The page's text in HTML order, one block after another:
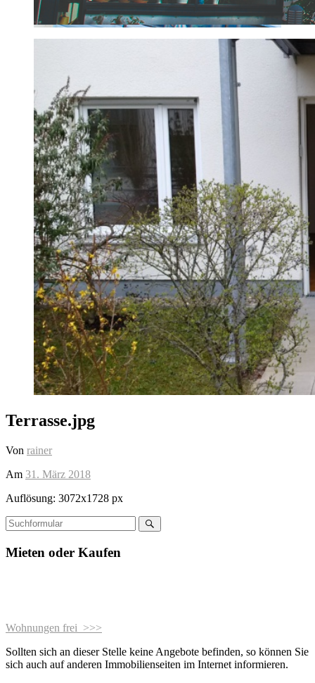
Terrasse.jpg
Von rainer
Am 31. März 2018
Auflösung: 3072x1728 px
Mieten oder Kaufen
Wohnungen frei >>>
Sollten sich an dieser Stelle keine Angebote befinden, so können Sie
sich auch auf anderen Immobilienseiten im Internet informieren.